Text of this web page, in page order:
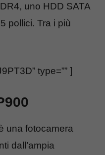
uno HDD SATA
pollici. Tra i più
type=”” ]
una fotocamera
dall’ampia